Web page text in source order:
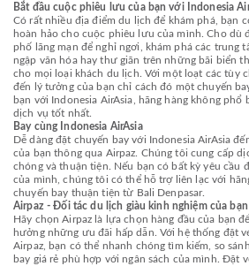
Bắt đầu cuộc phiêu lưu của bạn với Indonesia
Có rất nhiều địa điểm du lịch để khám phá, bạn
hoàn hảo cho cuộc phiêu lưu của mình. Cho dù
phố lãng mạn để nghỉ ngơi, khám phá các trung
ngập văn hóa hay thư giãn trên những bãi biển
cho mọi loại khách du lịch. Với một loạt các tùy
đến lý tưởng của bạn chỉ cách đó một chuyến
bạn với Indonesia AirAsia, hãng hàng không phổ
dịch vụ tốt nhất.
Bay cùng Indonesia AirAsia
Dễ dàng đặt chuyến bay với Indonesia AirAsia
của bạn thông qua Airpaz. Chúng tôi cung cấp
chóng và thuận tiện. Nếu bạn có bất kỳ yêu cầu
của mình, chúng tôi có thể hỗ trợ liên lạc với
chuyến bay thuận tiện từ Bali Denpasar.
Airpaz - Đối tác du lịch giàu kinh nghiệm của bạn
Hãy chọn Airpaz là lựa chọn hàng đầu của bạn
hưởng những ưu đãi hấp dẫn. Với hệ thống đặt
Airpaz, bạn có thể nhanh chóng tìm kiếm, so
bay giá rẻ phù hợp với ngân sách của mình. Đặt